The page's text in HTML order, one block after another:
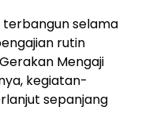
terbangun selama
rutin
Mengaji
kegiatan-
sepanjang